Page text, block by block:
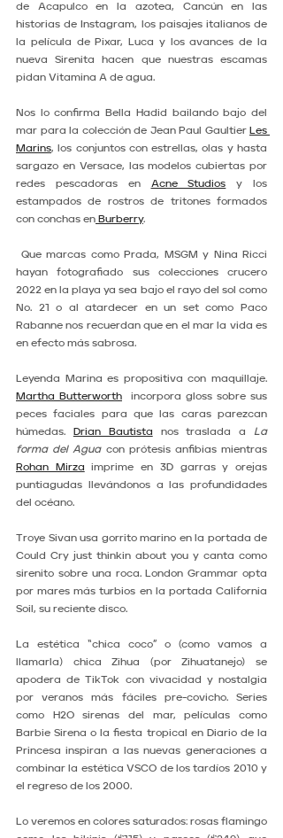
de Acapulco en la azotea, Cancún en las
historias de Instagram, los paisajes italianos de
la película de Pixar, Luca y los avances de la
nueva Sirenita hacen que nuestras escamas
pidan Vitamina A de agua.
Nos lo confirma Bella Hadid bailando bajo del
mar para la colección de Jean Paul Gaultier Les
Marins, los conjuntos con estrellas, olas y hasta
sargazo en Versace, las modelos cubiertas por
redes pescadoras en Acne Studios y los
estampados de rostros de tritones formados
con conchas en Burberry.
hayan fotografiado sus colecciones crucero
2022 en la playa ya sea bajo el rayo del sol como
No. 21 o al atardecer en un set como Paco
Rabanne nos recuerdan que en el mar la vida es
en efecto más sabrosa.
Martha Butterworth
  incorpora gloss sobre sus
peces faciales para que las caras parezcan
húmedas.
Drian Bautista nos traslada a La
forma del Agua
Rohan Mirza imprime en 3D garras y orejas
puntiagudas llevándonos a las profundidades
del océano.
Troye Sivan usa gorrito marino en la portada de
Could Cry just thinkin about you y canta como
sirenito sobre una roca. London Grammar opta
por mares más turbios en la portada California
Soil, su reciente disco.
La estética “chica coco” o (como vamos a
llamarla) chica Zihua (por Zihuatanejo) se
apodera de TikTok con vivacidad y nostalgia
por veranos más fáciles pre-covicho. Series
como H2O sirenas del mar, películas como
Barbie Sirena o la fiesta tropical en Diario de la
Princesa inspiran a las nuevas generaciones a
combinar la estética VSCO de los tardíos 2010 y
el regreso de los 2000.
Lo veremos en colores saturados: rosas flamingo